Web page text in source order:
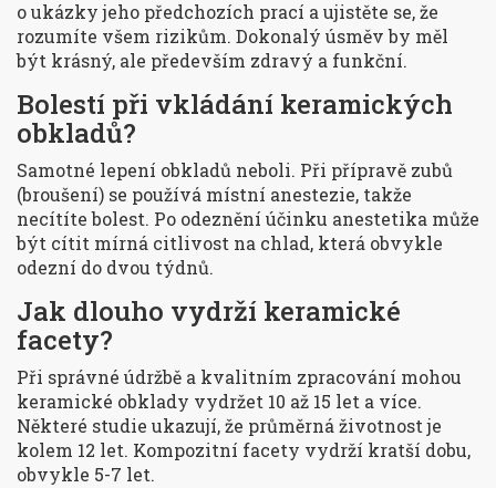
o ukázky jeho předchozích prací a ujistěte se, že
rozumíte všem rizikům. Dokonalý úsměv by měl
být krásný, ale především zdravý a funkční.
Bolestí při vkládání keramických
obkladů?
Samotné lepení obkladů neboli. Při přípravě zubů
(broušení) se používá místní anestezie, takže
necítíte bolest. Po odeznění účinku anestetika může
být cítit mírná citlivost na chlad, která obvykle
odezní do dvou týdnů.
Jak dlouho vydrží keramické
facety?
Při správné údržbě a kvalitním zpracování mohou
keramické obklady vydržet 10 až 15 let a více.
Některé studie ukazují, že průměrná životnost je
kolem 12 let. Kompozitní facety vydrží kratší dobu,
obvykle 5-7 let.